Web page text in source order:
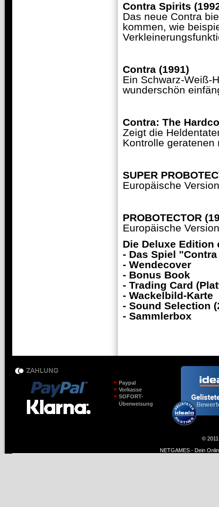
Contra Spirits
Das neue Contra
kommen, wie
Contra (1991)
Ein Schwarz-Weiß-
wunderschön
Contra: The
Zeigt die
Kontrolle
SUPER
Europäische
PROBOTECTOR
Europäische
Die Deluxe Edition
- Das Spiel
- Wendecover
- Bonus Book
- Trading Card
- Wackelbild-Karte
- Sound Selection
- Sammlerbox
Paypal
Vorkasse
SOFORT-
Überweisung
©
NETGAMES - Dein